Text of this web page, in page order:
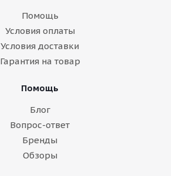
Помощь
Условия оплаты
Условия доставки
Гарантия на товар
Помощь
Блог
Вопрос-ответ
Бренды
Обзоры